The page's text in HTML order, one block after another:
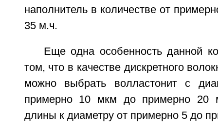
наполнитель в количестве от
35 м.ч.
Еще одна особенность данной
том, что в качестве дискретного
можно выбрать волластонит с
примерно 10 мкм до примерно 20
длины к диаметру от примерно 5 до